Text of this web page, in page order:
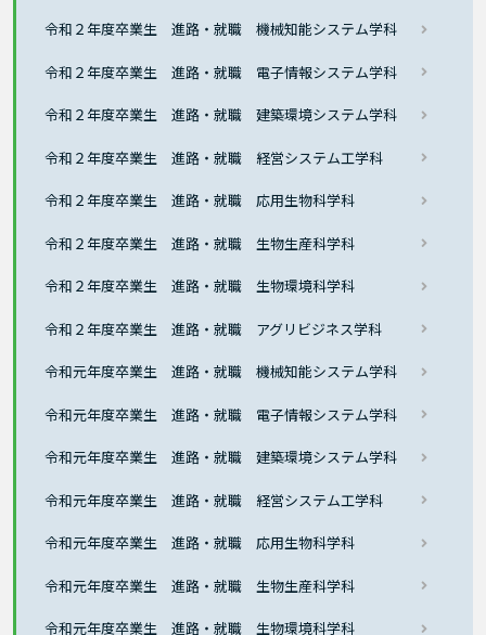
令和２年度卒業生 進路・就職 機械知能システム学科
令和２年度卒業生 進路・就職 電子情報システム学科
令和２年度卒業生 進路・就職 建築環境システム学科
令和２年度卒業生 進路・就職 経営システム工学科
令和２年度卒業生 進路・就職 応用生物科学科
令和２年度卒業生 進路・就職 生物生産科学科
令和２年度卒業生 進路・就職 生物環境科学科
令和２年度卒業生 進路・就職 アグリビジネス学科
令和元年度卒業生 進路・就職 機械知能システム学科
令和元年度卒業生 進路・就職 電子情報システム学科
令和元年度卒業生 進路・就職 建築環境システム学科
令和元年度卒業生 進路・就職 経営システム工学科
令和元年度卒業生 進路・就職 応用生物科学科
令和元年度卒業生 進路・就職 生物生産科学科
令和元年度卒業生 進路・就職 生物環境科学科